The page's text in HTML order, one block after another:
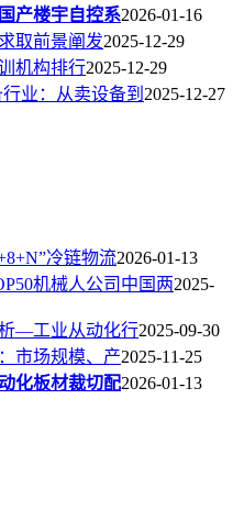
产楼宇自控系2026-01-16
取前景阐发2025-12-29
机构排行2025-12-29
业：从卖设备到 2025-12-27
冷链物流2026-01-13
机械人公司中国两2025-
—工业从动化行2025-09-30
市场规模、产2025-11-25
化板材裁切配2026-01-13